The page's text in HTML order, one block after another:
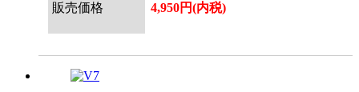
販売価格 4,950円(内税)